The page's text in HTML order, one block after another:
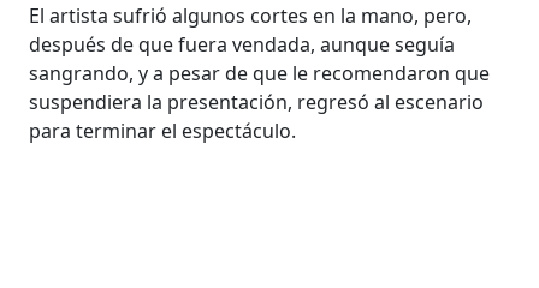
El artista sufrió algunos cortes en la mano, pero,
después de que fuera vendada, aunque seguía
sangrando, y a pesar de que le recomendaron que
suspendiera la presentación, regresó al escenario
para terminar el espectáculo.